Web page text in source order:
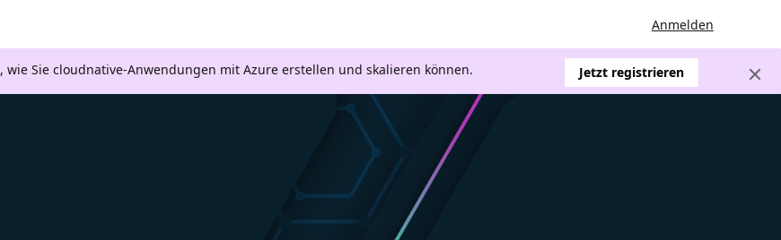
Anmelden
wie Sie cloudnative-Anwendungen mit Azure erstellen und skalieren können. Jetzt registrieren